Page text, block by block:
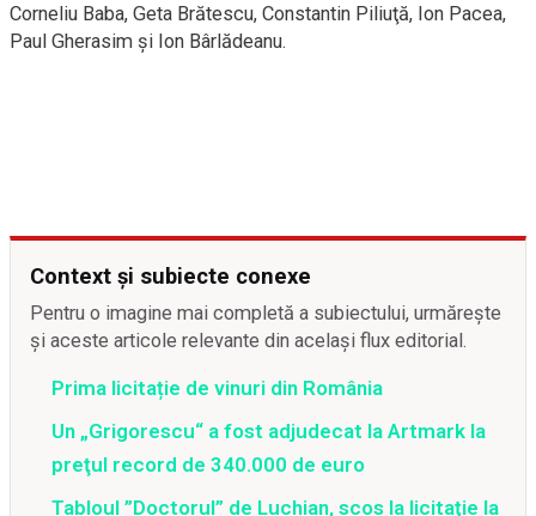
Corneliu Baba, Geta Brătescu, Constantin Piliuţă, Ion Pacea,
Paul Gherasim şi Ion Bârlădeanu.
Context și subiecte conexe
Pentru o imagine mai completă a subiectului, urmărește
și aceste articole relevante din același flux editorial.
Prima licitație de vinuri din România
Un „Grigorescu“ a fost adjudecat la Artmark la
preţul record de 340.000 de euro
Tabloul ”Doctorul” de Luchian, scos la licitaţie la